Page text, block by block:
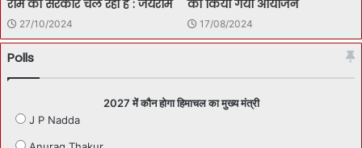
राम की सरकार चल रही है : जयराम
27/10/2024
का किया गया आयोजन
17/08/2024
Polls
2027 में कौन होगा हिमाचल का मुख्य मंत्री
J P Nadda